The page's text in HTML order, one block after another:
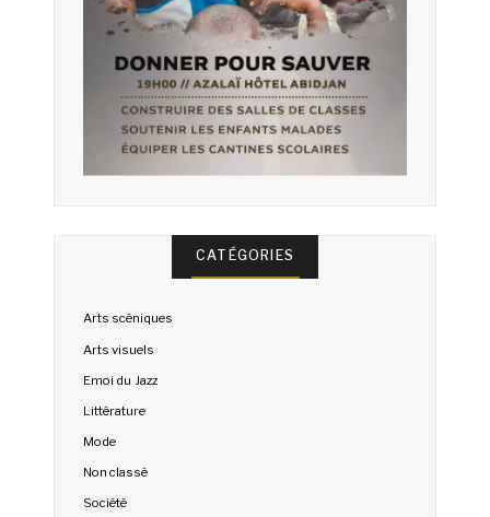
CATÉGORIES
Arts scéniques
Arts visuels
Emoi du Jazz
Littérature
Mode
Non classé
Société